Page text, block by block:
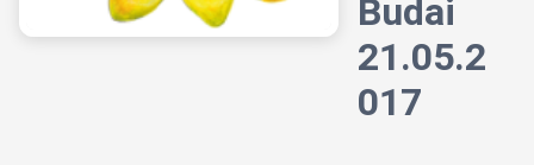
Budai
21.05.2
017